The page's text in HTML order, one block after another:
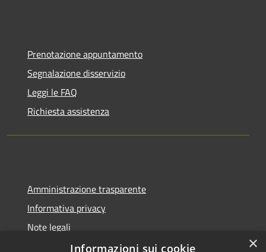
Prenotazione appuntamento
Segnalazione disservizio
Leggi le FAQ
Richiesta assistenza
Amministrazione trasparente
Informativa privacy
Note legali
Dichiarazione di accessibilità
×
Informazioni sui cookie